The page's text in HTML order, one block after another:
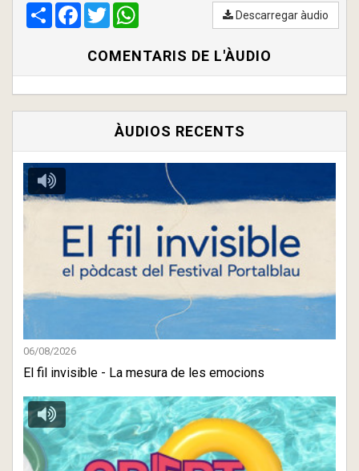
00:00/ 00:00
CompartirFacebook
Twitter Descarregar àudio
COMENTARIS DE L'ÀUDIO
ÀUDIOS RECENTS
06/08/2026
El fil invisible - La mesura de les emocions